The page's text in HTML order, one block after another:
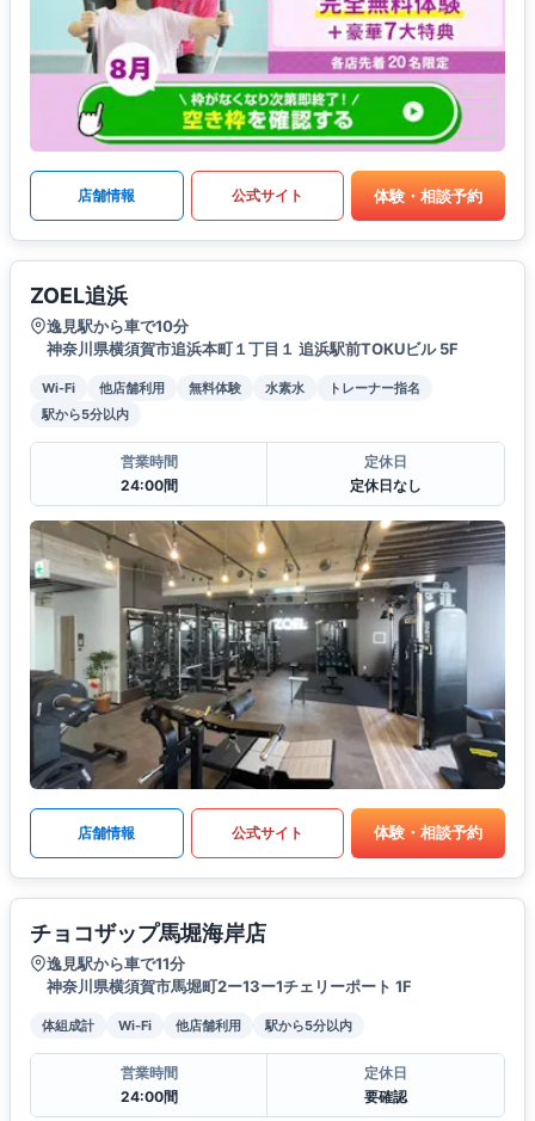
店舗情報 公式サイト 体験・相談予約
ZOEL追浜
逸見駅から車で10分
神奈川県横須賀市追浜本町１丁目１ 追浜駅前TOKUビル 5F
Wi-Fi 他店舗利用 無料体験 水素水
トレーナー指名
駅から5分以内
営業時間
24:00間
定休日
定休日なし
店舗情報 公式サイト 体験・相談予約
チョコザップ馬堀海岸店
逸見駅から車で11分
神奈川県横須賀市馬堀町2ー13ー1チェリーポート 1F
体組成計 Wi-Fi 他店舗利用 駅から5分以内
営業時間
24:00間
定休日
要確認